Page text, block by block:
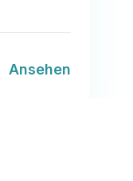
Ansehen